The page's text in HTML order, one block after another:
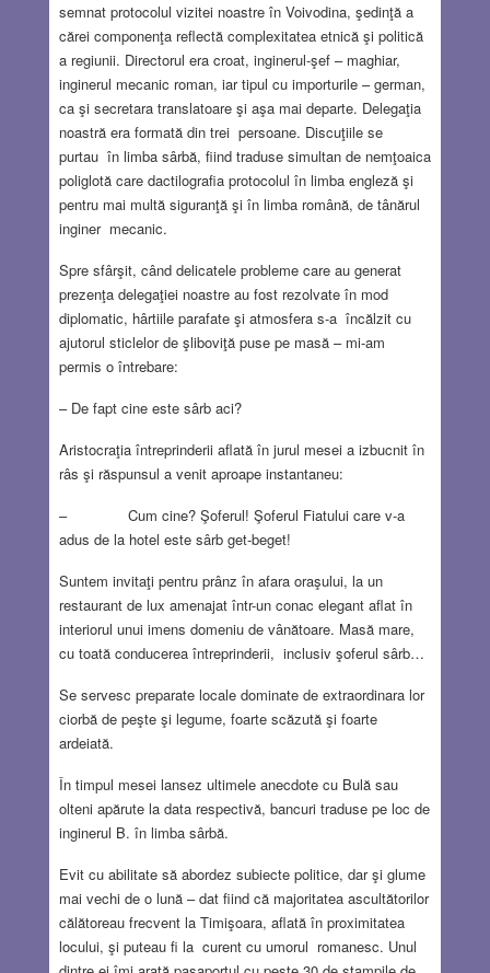
semnat protocolul vizitei noastre în Voivodina, şedinţă a
cărei componenţa reflectă complexitatea etnică şi politică
a regiunii. Directorul era croat, inginerul-şef – maghiar,
inginerul mecanic roman, iar tipul cu importurile – german,
ca şi secretara translatoare şi aşa mai departe. Delegaţia
noastră era formată din trei persoane. Discuţiile se
purtau în limba sârbă, fiind traduse simultan de nemţoaica
poliglotă care dactilografia protocolul în limba engleză şi
pentru mai multă siguranţă şi în limba română, de tânărul
inginer mecanic.
Spre sfârşit, când delicatele probleme care au generat
prezenţa delegaţiei noastre au fost rezolvate în mod
diplomatic, hârtiile parafate şi atmosfera s-a încălzit cu
ajutorul sticlelor de şliboviţă puse pe masă – mi-am
permis o întrebare:
– De fapt cine este sârb aci?
Aristocraţia întreprinderii aflată în jurul mesei a izbucnit în
râs şi răspunsul a venit aproape instantaneu:
– Cum cine? Şoferul! Şoferul Fiatului care v-a
adus de la hotel este sârb get-beget!
Suntem invitaţi pentru prânz în afara oraşului, la un
restaurant de lux amenajat într-un conac elegant aflat în
interiorul unui imens domeniu de vânătoare. Masă mare,
cu toată conducerea întreprinderii, inclusiv şoferul sârb…
Se servesc preparate locale dominate de extraordinara lor
ciorbă de peşte şi legume, foarte scăzută şi foarte
ardeiată.
În timpul mesei lansez ultimele anecdote cu Bulă sau
olteni apărute la data respectivă, bancuri traduse pe loc de
inginerul B. în limba sârbă.
Evit cu abilitate să abordez subiecte politice, dar şi glume
mai vechi de o lună – dat fiind că majoritatea ascultătorilor
călătoreau frecvent la Timişoara, aflată în proximitatea
locului, şi puteau fi la curent cu umorul romanesc. Unul